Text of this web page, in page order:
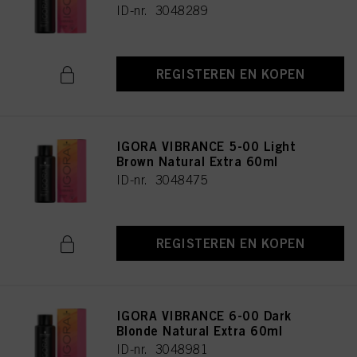
ID-nr. 3048289
REGISTEREN EN KOPEN
IGORA VIBRANCE 5-00 Light
Brown Natural Extra 60ml
ID-nr. 3048475
REGISTEREN EN KOPEN
IGORA VIBRANCE 6-00 Dark
Blonde Natural Extra 60ml
ID-nr. 3048981